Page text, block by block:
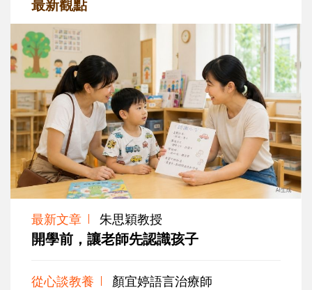
最新觀點
最新文章 朱思穎教授
開學前，讓老師先認識孩子
從心談教養 顏宜婷語言治療師